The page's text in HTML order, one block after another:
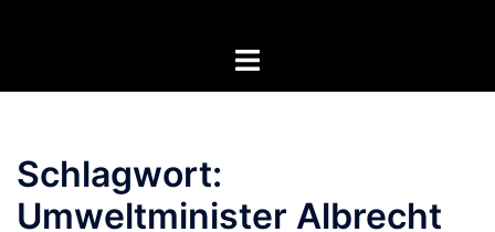
Menü
Schlagwort:
Umweltminister Albrecht